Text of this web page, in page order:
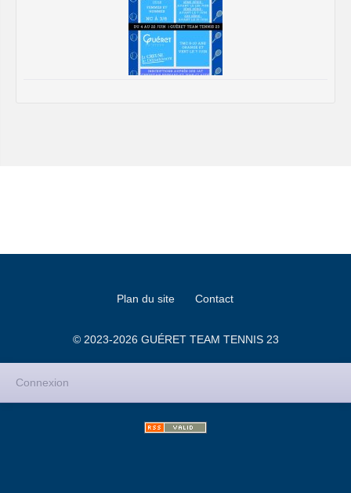
Plan du site Contact
© 2023-2026 GUÉRET TEAM TENNIS 23
Connexion